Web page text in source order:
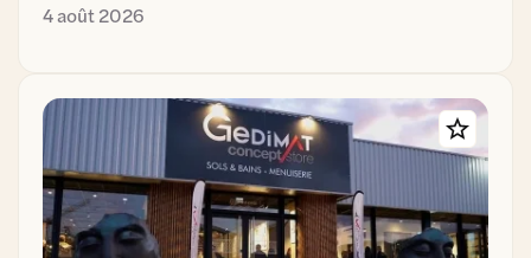
4 août 2026